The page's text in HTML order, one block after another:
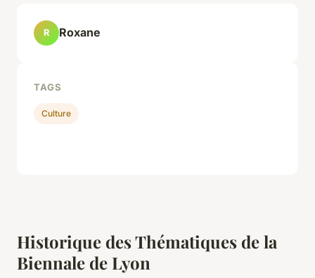
Historique des Thématiques de la
Biennale de Lyon
R Roxane
TAGS
Culture